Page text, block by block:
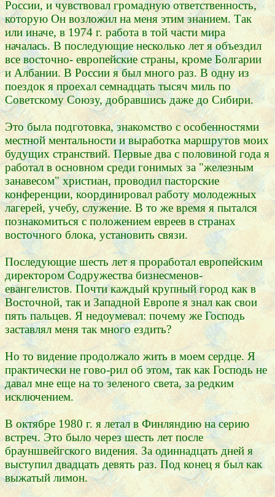
России, и чувствовал громадную ответственность,
которую Он возложил на меня этим знанием. Так
или иначе, в 1974 г. работа в той части мира
началась. В последующие несколько лет я объездил
все восточно- европейские страны, кроме Болгарии
и Албании. В России я был много раз. В одну из
поездок я проехал семнадцать тысяч миль по
Советскому Союзу, добравшись даже до Сибири.
Это была подготовка, знакомство с особенностями
местной ментальности и выработка маршрутов моих
будущих странствий. Первые два с половиной года я
работал в основном среди гонимых за "железным
занавесом" христиан, проводил пасторские
конференции, координировал работу молодежных
лагерей, учебу, служение. В то же время я пытался
познакомиться с положением евреев в странах
восточного блока, установить связи.
Последующие шесть лет я проработал европейским
директором Содружества бизнесменов-
евангелистов. Почти каждый крупный город как в
Восточной, так и Западной Европе я знал как свои
пять пальцев. Я недоумевал: почему же Господь
заставлял меня так много ездить?
Но то видение продолжало жить в моем сердце. Я
практически не гово-рил об этом, так как Господь не
давал мне еще на то зеленого света, за редким
исключением.
В октябре 1980 г. я летал в Финляндию на серию
встреч. Это было через шесть лет после
брауншвейгского видения. За одиннадцать дней я
выступил двадцать девять раз. Под конец я был как
выжатый лимон.